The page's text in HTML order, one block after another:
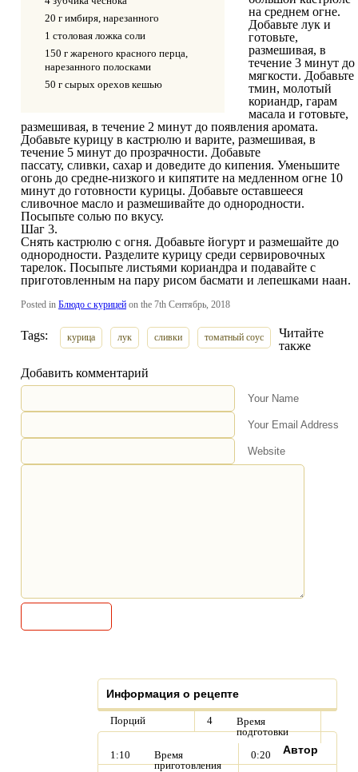
20 г имбиря, нарезанного
1 столовая ложка соли
150 г жареного красного перца,
нарезанного полосками
50 г сырых орехов кешью
на среднем огне.
Добавьте лук и
готовьте,
размешивая, в
течение 3 минут до
мягкости. Добавьте
тмин, молотый
кориандр, гарам
масала и готовьте,
размешивая, в течение 2 минут до появления аромата.
Добавьте курицу в кастрюлю и варите, размешивая, в
течение 5 минут до прозрачности. Добавьте
пассату, сливки, сахар и доведите до кипения. Уменьшите
огонь до средне-низкого и кипятите на медленном огне 10
минут до готовности курицы. Добавьте оставшееся
сливочное масло и размешивайте до однородности.
Посыпьте солью по вкусу.
Шаг 3.
Снять кастрюлю с огня. Добавьте йогурт и размешайте до
однородности. Разделите курицу среди сервировочных
тарелок. Посыпьте листьями кориандра и подавайте с
приготовленным на пару рисом басмати и лепешками наан.
Posted in Блюдо с курицей on the 7th Сентябрь, 2018
Tags: курица лук сливки томатный соус
Читайте
также
Добавить комментарий
Your Name
Your Email Address
Website
Информация о рецепте
Порций 4
Время
подготовки
1:10
Время
приготовления
0:20 Автор